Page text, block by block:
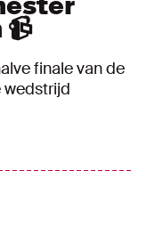
finale van de
wedstrijd